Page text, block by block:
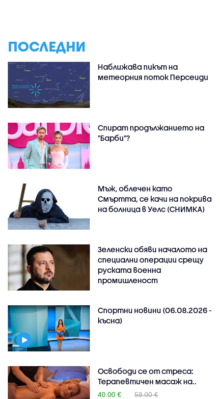
ПОСЛЕДНИ
Наближава пикът на
метеорния поток Персеиди
Спират продължанието на
"Барби"?
Мъж, облечен като
Смъртта, се качи на покрива
на болница в Уелс (СНИМКА)
Зеленски обяви началото на
специални операции срещу
руската военна
промишленост
Спортни новини (06.08.2026 -
късна)
Освободи се от стреса:
Терапевтичен масаж на..
40.00 €
58.00 €